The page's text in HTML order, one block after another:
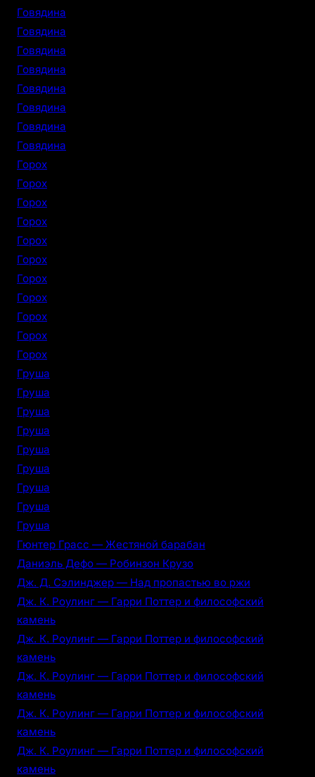
Говядина
Говядина
Говядина
Говядина
Говядина
Говядина
Говядина
Говядина
Горох
Горох
Горох
Горох
Горох
Горох
Горох
Горох
Горох
Горох
Горох
Груша
Груша
Груша
Груша
Груша
Груша
Груша
Груша
Груша
Гюнтер Грасс — Жестяной барабан
Даниэль Дефо — Робинзон Крузо
Дж. Д. Сэлинджер — Над пропастью во ржи
Дж. К. Роулинг — Гарри Поттер и философский
камень
Дж. К. Роулинг — Гарри Поттер и философский
камень
Дж. К. Роулинг — Гарри Поттер и философский
камень
Дж. К. Роулинг — Гарри Поттер и философский
камень
Дж. К. Роулинг — Гарри Поттер и философский
камень